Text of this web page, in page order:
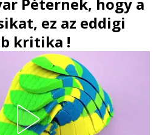
Péternek, hogy a
ez az eddigi
kritika !